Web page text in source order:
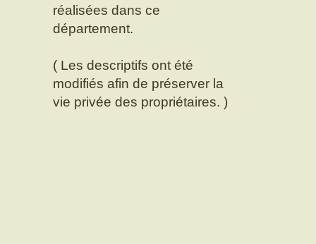
réalisées dans ce
département.
( Les descriptifs ont été
modifiés afin de préserver la
vie privée des propriétaires. )